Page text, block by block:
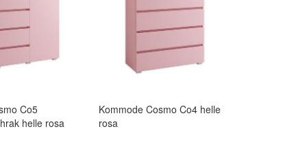
Co5
helle rosa
Kommode Cosmo Co4 helle
rosa